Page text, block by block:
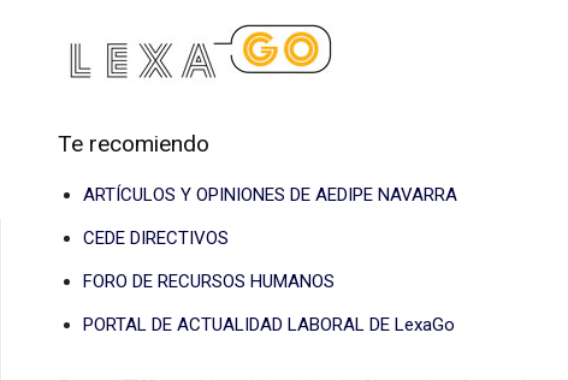
Te recomiendo
ARTÍCULOS Y OPINIONES DE AEDIPE NAVARRA
CEDE DIRECTIVOS
FORO DE RECURSOS HUMANOS
PORTAL DE ACTUALIDAD LABORAL DE LexaGo